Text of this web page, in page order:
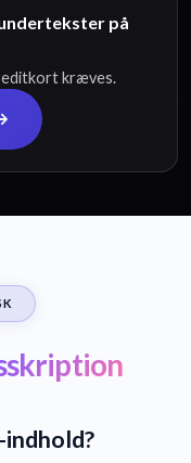
på
kræves.